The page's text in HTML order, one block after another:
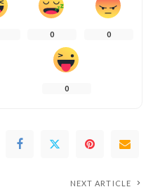
0 0
0
NEXT ARTICLE